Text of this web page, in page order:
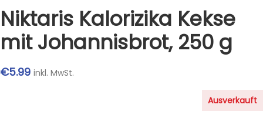
Niktaris Kalorizika Kekse
mit Johannisbrot, 250 g
€5.99 inkl. MwSt.
Ausverkauft